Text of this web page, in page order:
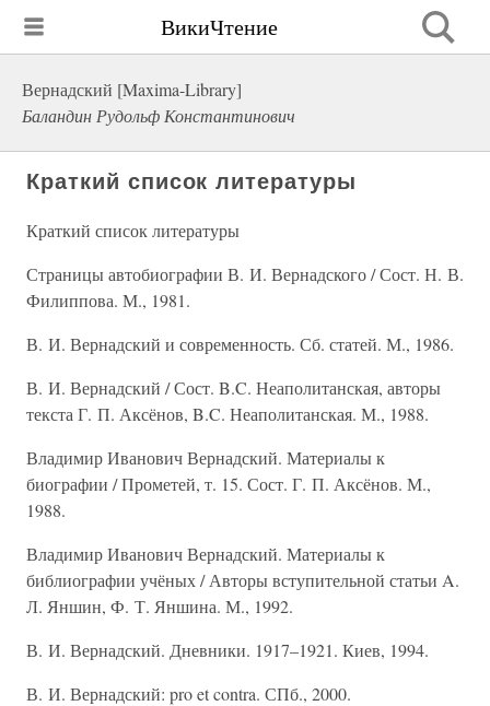
ВикиЧтение
Вернадский [Maxima-Library]
Баландин Рудольф Константинович
Краткий список литературы
Краткий список литературы
Страницы автобиографии В. И. Вернадского / Сост. Н. В.
Филиппова. М., 1981.
В. И. Вернадский и современность. Сб. статей. М., 1986.
В. И. Вернадский / Сост. B.C. Неаполитанская, авторы
текста Г. П. Аксёнов, B.C. Неаполитанская. М., 1988.
Владимир Иванович Вернадский. Материалы к
биографии / Прометей, т. 15. Сост. Г. П. Аксёнов. М.,
1988.
Владимир Иванович Вернадский. Материалы к
библиографии учёных / Авторы вступительной статьи A.
Л. Яншин, Ф. Т. Яншина. М., 1992.
В. И. Вернадский. Дневники. 1917–1921. Киев, 1994.
В. И. Вернадский: pro et contra. СПб., 2000.